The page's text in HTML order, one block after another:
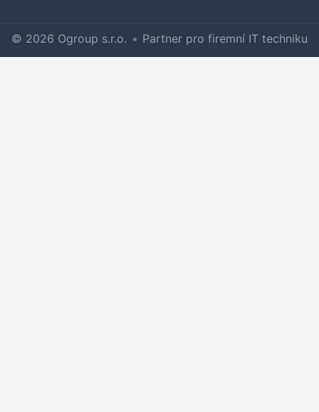
© 2026 Ogroup s.r.o. • Partner pro firemní IT techniku